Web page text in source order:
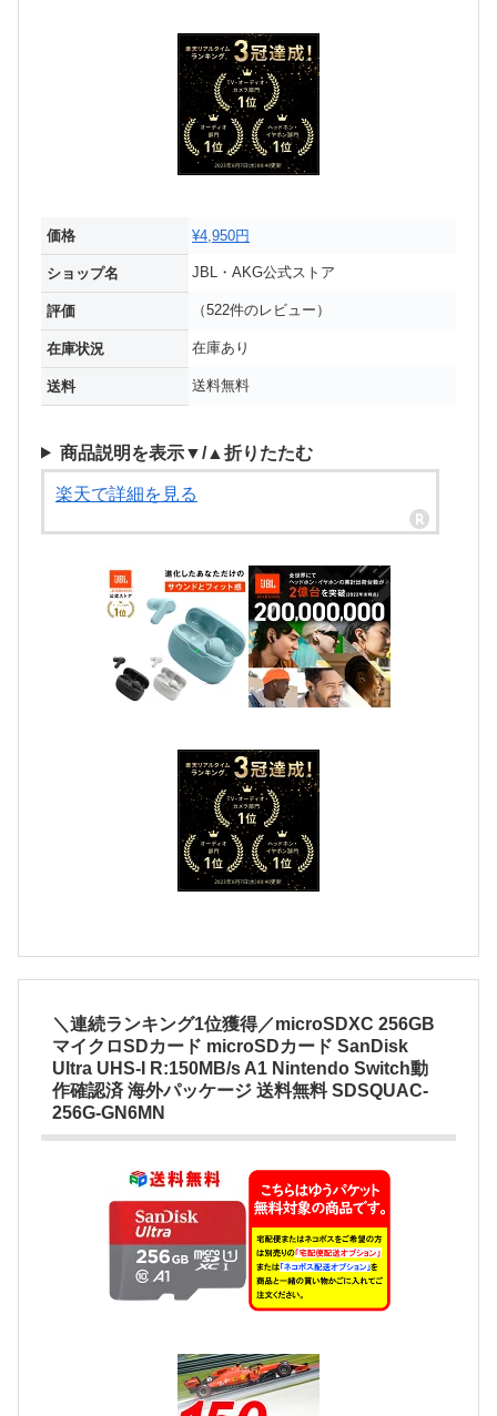
価格 ¥4,950円
ショップ名 JBL・AKG公式ストア
評価 （522件のレビュー）
在庫状況 在庫あり
送料 送料無料
商品説明を表示▼/▲折りたたむ
楽天で詳細を見る
＼連続ランキング1位獲得／microSDXC 256GB
マイクロSDカード microSDカード SanDisk
Ultra UHS-I R:150MB/s A1 Nintendo Switch動
作確認済 海外パッケージ 送料無料 SDSQUAC-
256G-GN6MN